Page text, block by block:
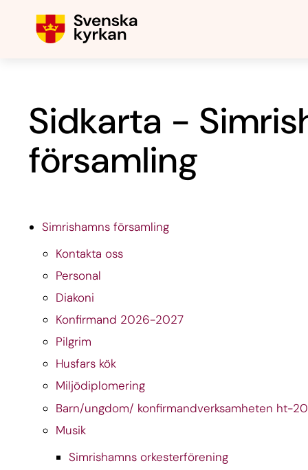
Sidkarta -
församling
Simrishamns församling
Kontakta oss
Personal
Diakoni
Konfirmand 2026-2027
Pilgrim
Husfars kök
Miljödiplomering
Barn/ungdom/ konfirmandverksamheten ht-
Musik
Simrishamns orkesterförening